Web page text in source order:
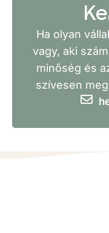
Ha olyan
vagy, aki
minőség és
szívesen